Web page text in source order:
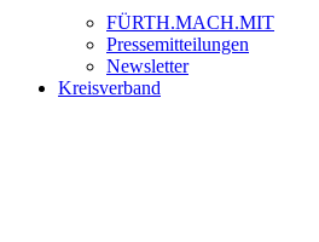
FÜRTH.MACH.MIT
Pressemitteilungen
Newsletter
Kreisverband